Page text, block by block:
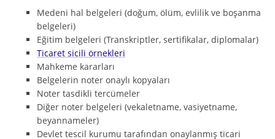
Medeni hal belgeleri (doğum, ölüm, evlilik ve boşanma
belgeleri)
Eğitim belgeleri (Transkriptler, sertifikalar, diplomalar)
Ticaret sicili örnekleri
Mahkeme kararları
Belgelerin noter onaylı kopyaları
Noter tasdikli tercümeler
Diğer noter belgeleri (vekaletname, vasiyetname,
beyannameler)
Devlet tescil kurumu tarafından onaylanmış ticari